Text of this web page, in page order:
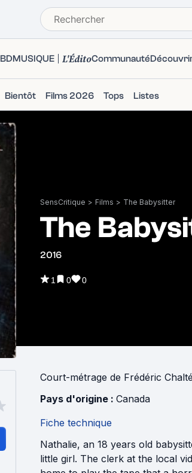
BDMUSIQUE L'ÉditoCommunauté
Bientôt Films 2026 Tops Listes
SensCritique > Films > The Babysitter
The
2016
1 0 0
Court-métrage de Frédéric Chalté
Pays d'origine : Canada
Fiche technique
Nathalie, an 18 years old
little girl. The clerk at the local